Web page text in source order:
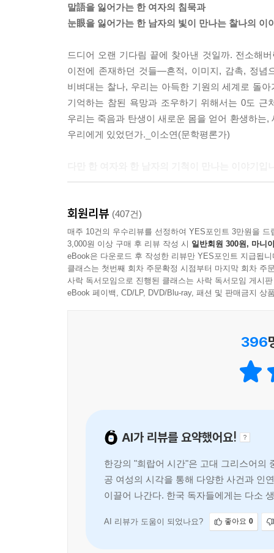
말語을 잃어가는 한 여자의 침묵과
눈眼을 잃어가는 한 남자의 빛이 만나는 찰나의 이
드디어 오랜 기다림 끝에 찾아낸 것일까. 전소해
이전에 존재하던 것들―흔적, 이미지, 감촉, 정념
비벼대는 찰나, 우리는 아득한 기원의 세계로 돌
기억하는 참된 욕망과 조우하기 위해서는 0도
우리는 죽음과 탄생이 새로운 몸을 얻어 환생하는
우리에게 있었던가._이소연(문학평론가)
그것이 다시 왔어.
어떤 원인도 전조도 없이, 여자는 말語을 잃는다.
낯선 외국어였던 한 개의 불어 단어였다. 시간은
후, 일상의 모든 것들을 다 놓을 수밖에 없었던
서로의 앞에 침묵을 놓고 더듬더듬 대화한다.
가족들을 모두 독일에 두고 십수 년 만에 혼자 한
단단한 침묵과 마주하자 두려움을 느낀다. 살
떨어진 빛의 실체를 느낄 것. “의미는 없다. 오로
사진이 찍혀지는 순간까지 그것과 함께 머물러
그대로 본다는 것 : 빛, 공간, 거리 사이의 관계,
아직은 사회적이지도, 정치적이지도, 성적이지
회원리뷰 (407건)
매주 10건의 우수리뷰를 선정하여 YES포인트 3만원을 드
3,000원 이상 구매 후 리뷰 작성 시 일반회원 300원, 마니
eBook은 다운로드 후 작성한 리뷰만 YES포인트 지급됩니
클래스는 첫번째 회차 주문확정 시점부터 마지막 회차 주
사락 독서모임으로 진행된 클래스는 사락 독서모임 게시
eBook 페이백, CD/LP, DVD/Blu-ray, 패션 및 판매금지 상
396
AI가 리뷰를 요약했어요!
한강의 "희랍어 시간"은 고대 그리스어의
공 여성의 시각을 통해 다양한 사건과 인
이끌어 나간다. 한국 독자들에게는 다소